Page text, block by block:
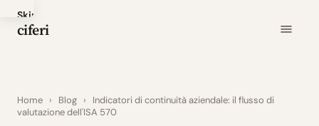
Skip
to
ciferi
Home › Blog ›
Indicatori di continuità aziendale: il flusso di
valutazione dell'ISA 570